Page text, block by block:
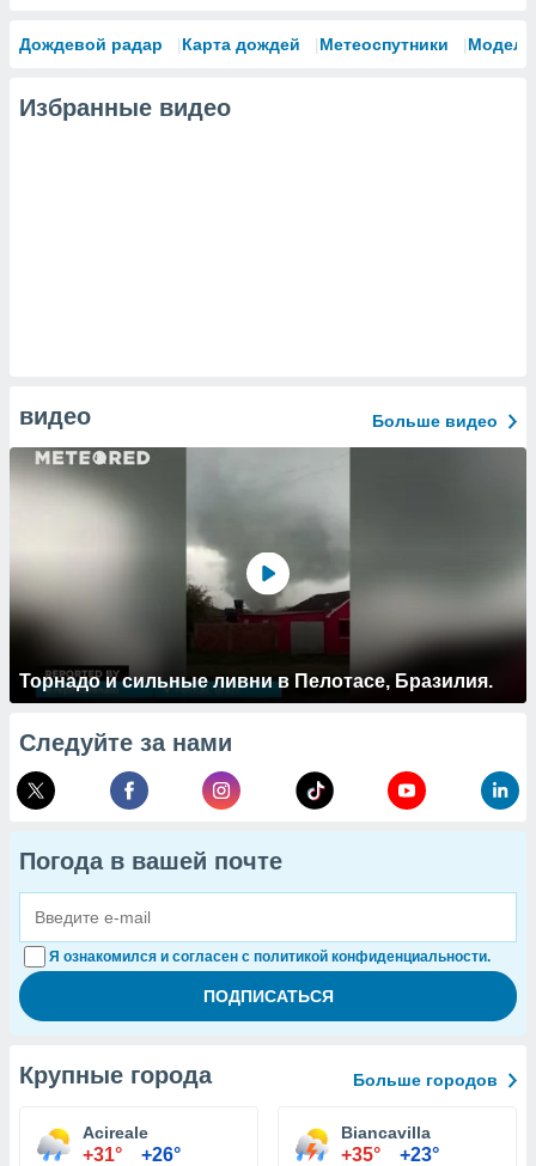
Дождевой радар Карта дождей Метеоспутники Модели
Избранные видео
видео Больше видео
Торнадо и сильные ливни в Пелотасе, Бразилия.
Следуйте за нами
Погода в вашей почте
Я ознакомился и согласен с политикой конфиденциальности.
Крупные города Больше городов
Acireale
+31° +26°
Biancavilla
+35° +23°